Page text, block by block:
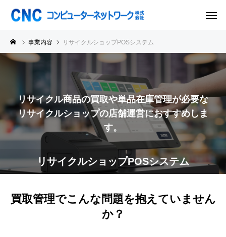
事業内容 リサイクルショップPOSシステム
リサイクルショップPOSシステム
リサイクル商品の買取や単品在庫管理が必要な
リサイクルショップの店舗運営におすすめしま
す。
買取管理でこんな問題を抱えていません
か？